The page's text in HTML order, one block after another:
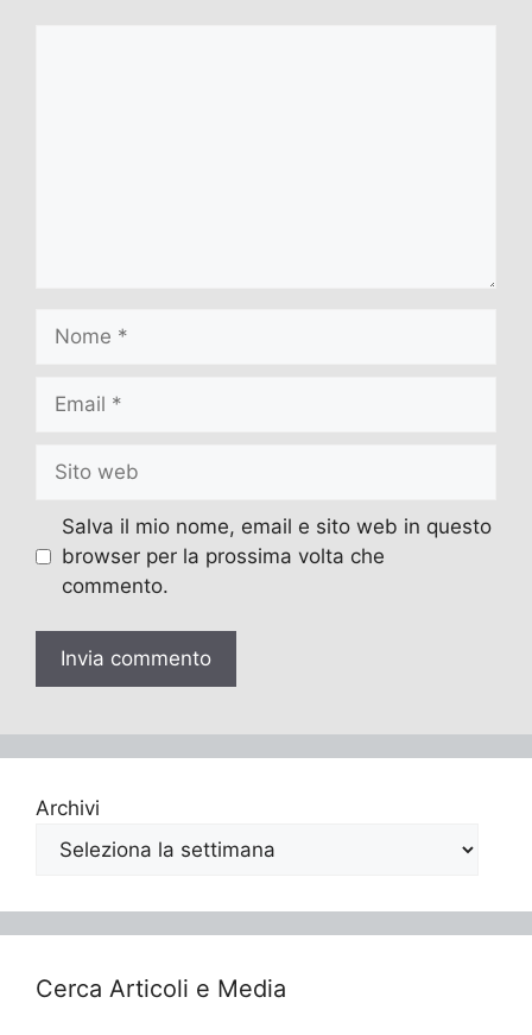
web
Salva il mio nome, email e sito web in questo
browser per la prossima volta che
commento.
Archivi
Cerca Articoli e Media